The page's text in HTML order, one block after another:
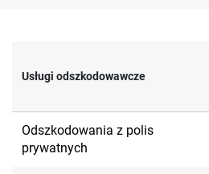
Usługi odszkodowawcze
Odszkodowania z polis
prywatnych